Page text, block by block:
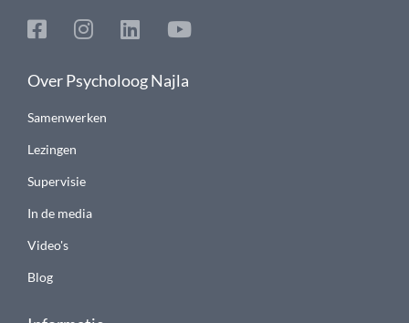
Over Psycholoog Najla
Samenwerken
Lezingen
Supervisie
In de media
Video's
Blog